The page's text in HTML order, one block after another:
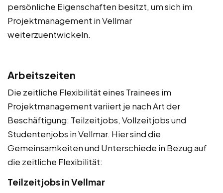
persönliche Eigenschaften besitzt, um sich im
Projektmanagement in Vellmar
weiterzuentwickeln.
Arbeitszeiten
Die zeitliche Flexibilität eines Trainees im
Projektmanagement variiert je nach Art der
Beschäftigung: Teilzeitjobs, Vollzeitjobs und
Studentenjobs in Vellmar. Hier sind die
Gemeinsamkeiten und Unterschiede in Bezug auf
die zeitliche Flexibilität:
Teilzeitjobs in Vellmar